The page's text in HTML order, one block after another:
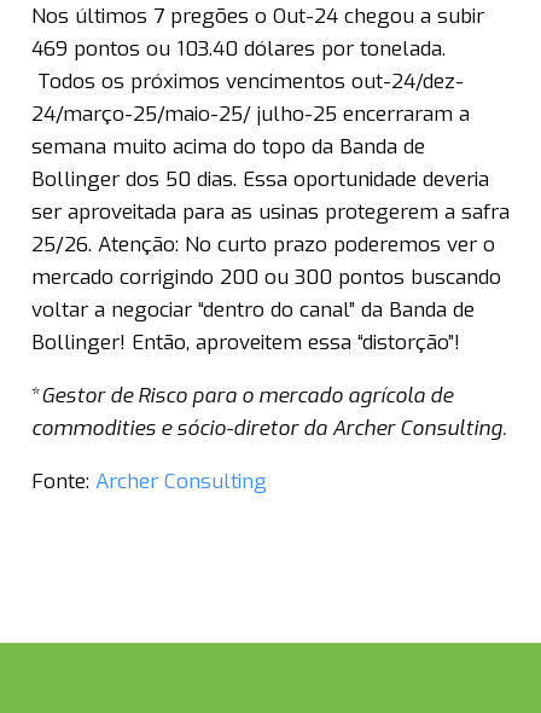
Nos últimos 7 pregões o Out-24 chegou a subir
469 pontos ou 103.40 dólares por tonelada.
Todos os próximos vencimentos out-24/dez-
24/março-25/maio-25/ julho-25 encerraram a
semana muito acima do topo da Banda de
Bollinger dos 50 dias. Essa oportunidade deveria
ser aproveitada para as usinas protegerem a safra
25/26. Atenção: No curto prazo poderemos ver o
mercado corrigindo 200 ou 300 pontos buscando
voltar a negociar “dentro do canal” da Banda de
Bollinger! Então, aproveitem essa “distorção”!
*Gestor de Risco para o mercado agrícola de
commodities e sócio-diretor da Archer Consulting.
Fonte: Archer Consulting